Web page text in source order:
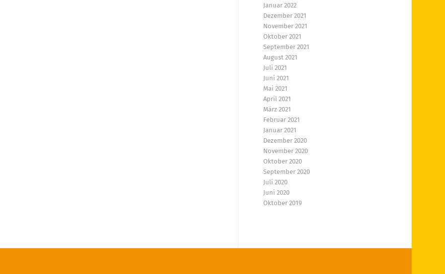
Januar 2022
Dezember 2021
November 2021
Oktober 2021
September 2021
August 2021
Juli 2021
Juni 2021
Mai 2021
April 2021
März 2021
Februar 2021
Januar 2021
Dezember 2020
November 2020
Oktober 2020
September 2020
Juli 2020
Juni 2020
Oktober 2019